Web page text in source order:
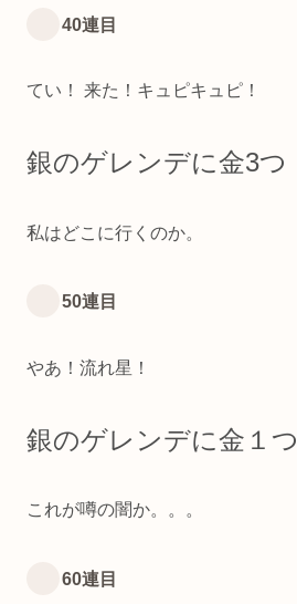
40連目
てい！ 来た！キュピキュピ！
銀のゲレンデに金3つ
私はどこに行くのか。
50連目
やあ！流れ星！
銀のゲレンデに金１つ
これが噂の闇か。。。
60連目